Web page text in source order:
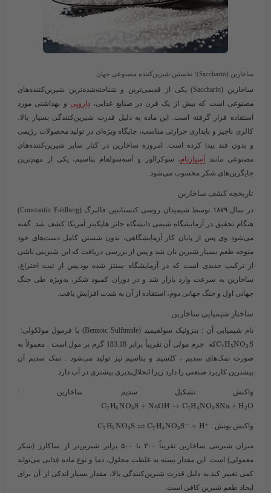
ساخارین (Saccharin)؛ نخستین شیرین‌کننده مصنوعی جهان
ساخارین (Saccharin) یکی از قدیمی‌ترین و شناخته‌شده‌ترین شیرین‌کننده‌های
مصنوعی است که بیش از یک قرن در صنایع غذایی،دارویی و بهداشتی مورد
استفاده قرار گرفته است. این ماده به دلیل قدرت شیرین‌کنندگی بسیار بالا،
کالری ناچیز و پایداری حرارتی مناسب، جایگاه ویژه‌ای در تولید محصولات رژیمی
و بدون قند پیدا کرده است. امروزه ساخارین در کنار سایر شیرین‌کننده‌های
مصنوعی مانند
آسپارتام، سوکرالوز و آسه‌سولفام پتاسیم، یکی از مهم‌ترین
جایگزین‌های شکر محسوب می‌شود.
تاریخچه کشف ساخارین
در سال ۱۸۷۹ توسط شیمیدان روسی کنستانتین فالبرگ
(Constantin Fahlberg)
هنگام تحقیق در آزمایشگاه شیمی دانشگاه جانز هاپکینز آمریکا کشف شد. گفته
می‌شود وی پس از پایان کار آزمایشگاهی، بدون شستن کامل دست‌های خود
متوجه طعم بسیار شیرین نان شد و پس از بررسی دریافت که این شیرینی ناشی
از ترکیب جدیدی است که در آزمایشگاه سنتز شده بود.پس از ثبت اختراع،
ساخارین به سرعت وارد بازار شد و در دوران کمبود شکر، به‌ویژه طی جنگ
جهانی اول و جنگ جهانی دوم، استفاده از آن به شدت افزایش یافت.
ساختار شیمیایی ساخارین
نام شیمیایی آن : بنزوئیک سولفیمید (Benzoic Sulfimide) با فرمول مولکولی: ​​
C7H5NO3 S
​که جرم مولی آن تقریباً برابر 183.18 گرم بر مول است . معمولاً به
صورت نمک‌های سدیم ، کلسیم و پتاسیم نیز تولید می‌شود . نمک سدیم آن
بیشترین کاربرد صنعتی را دارد زیرا انحلال‌پذیری بیشتری در آب دارد.
واکنش تشکیل سدیم ساخارین :​
C7 H5 NO3S + NaOH → C7H4NO3 SNa + H2 O
واکنش یونش : ​ C7 H5 NO3S ⇌ C7 H4 NO3S− + H+
میزان شیرینی ساخارین تقریباً
۳۰۰ تا ۵۰۰ برابر شیرین‌تر از ساکارز (شکر
معمولی) است. این مقدار بسته به غلظت محلول، دما و نوع ماده غذایی می‌تواند
کمی تغییر کند.به دلیل قدرت شیرین‌کنندگی بالا، مقدار بسیار اندکی از آن برای
ایجاد طعم شیرین کافی است.